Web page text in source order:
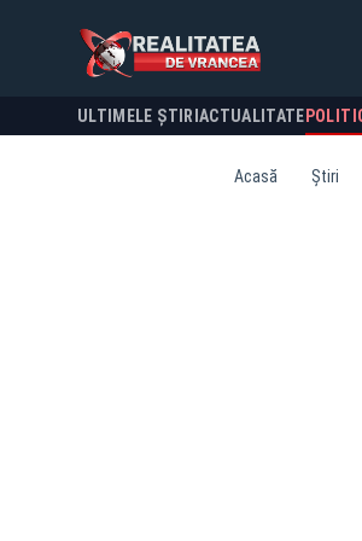
ULTIMELE ȘTIRI ACTUALITATE
Acasă Știri